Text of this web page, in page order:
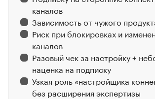
каналов
Зависимость от чужого
Риск при блокировках и
каналов
Разовый чек за настройку +
наценка на подписку
Узкая роль «настройщика
без расширения экспертизы